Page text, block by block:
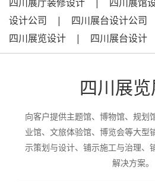
设计公司 | 四川展台设计公
四川展览设计 | 四川展台设计
四川展
向客户提供主题馆、博物馆、规划
业馆、文旅体验馆、博览会等大型
示策划与设计、铺示施工与治理、
解决方案。